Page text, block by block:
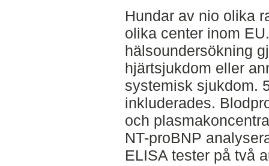
Hundar av nio olika
olika center inom
hälsoundersökning
hjärtsjukdom eller
systemisk sjukdom.
inkluderades.
och
NT-proBNP
ELISA tester på två